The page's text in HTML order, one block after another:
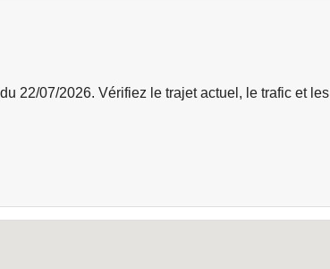
22/07/2026. Vérifiez le trajet actuel, le trafic et les